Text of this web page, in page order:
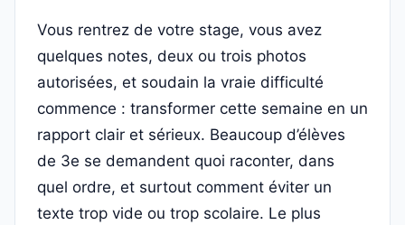
Vous rentrez de votre stage, vous avez
quelques notes, deux ou trois photos
autorisées, et soudain la vraie difficulté
commence : transformer cette semaine en un
rapport clair et sérieux. Beaucoup d’élèves
de 3e se demandent quoi raconter, dans
quel ordre, et surtout comment éviter un
texte trop vide ou trop scolaire. Le plus